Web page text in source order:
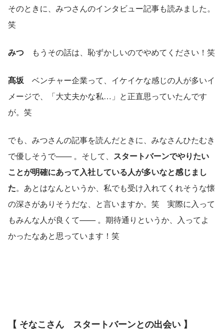
そのときに、みつさんのインタビュー記事も読みました。
笑
みつ もうその話は、恥ずかしいのでやめてください！笑
髙坂 ベンチャー企業って、イケイケな感じの人が多いイ
メージで、「大丈夫かな私…」と正直思っていたんです
が。笑
でも、みつさんの記事を読んだときに、みなさんひたむき
で優しそうで—— 。そして、 スタートバーンでやりたい
ことが明確にあって入社している人が多いなと感じまし
た。あとはなんというか、私でも受け入れてくれそうな懐
の深さがありそうだな、と言いますか。笑　実際に入って
もみんな人が良くて—— 。期待通りというか、入ってよ
かったなあと思っています！笑
【 そなこさん　スタートバーンとの出会い 】